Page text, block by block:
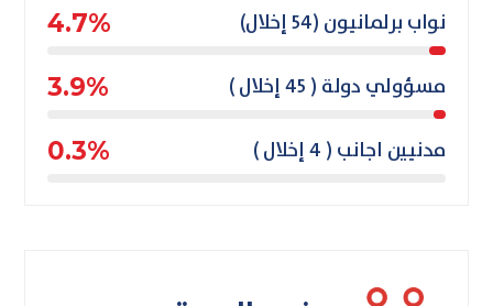
نواب برلمانيون (54 إخلال) 4.7%
مسؤولي دولة ( 45 إخلال ) 3.9%
مدنيين اجانب ( 4 إخلال ) 0.3%